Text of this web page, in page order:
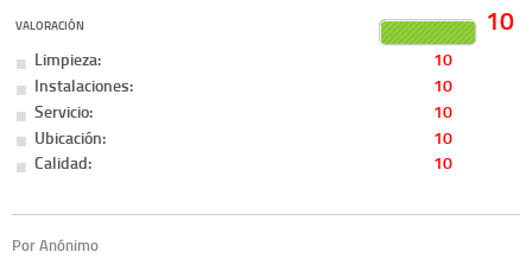
VALORACIÓN 10
Limpieza:
10
Instalaciones:
10
Servicio:
10
Ubicación:
10
Calidad:
10
Por Anónimo